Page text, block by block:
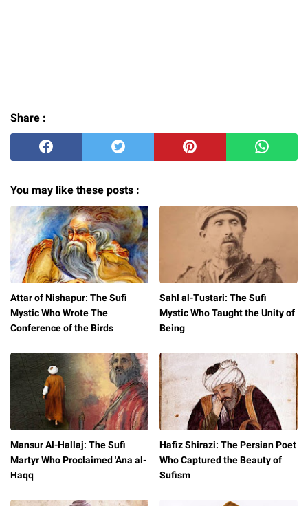
Share :
You may like these posts :
Attar of Nishapur: The Sufi
Mystic Who Wrote The
Conference of the Birds
Sahl al-Tustari: The Sufi
Mystic Who Taught the Unity of
Being
Mansur Al-Hallaj: The Sufi
Martyr Who Proclaimed 'Ana al-
Haqq
Hafiz Shirazi: The Persian Poet
Who Captured the Beauty of
Sufism